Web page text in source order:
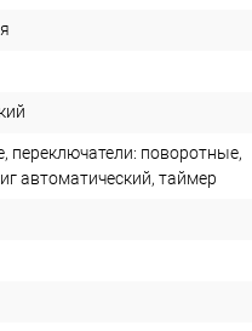
переключатели: поворотные,
автоматический, таймер